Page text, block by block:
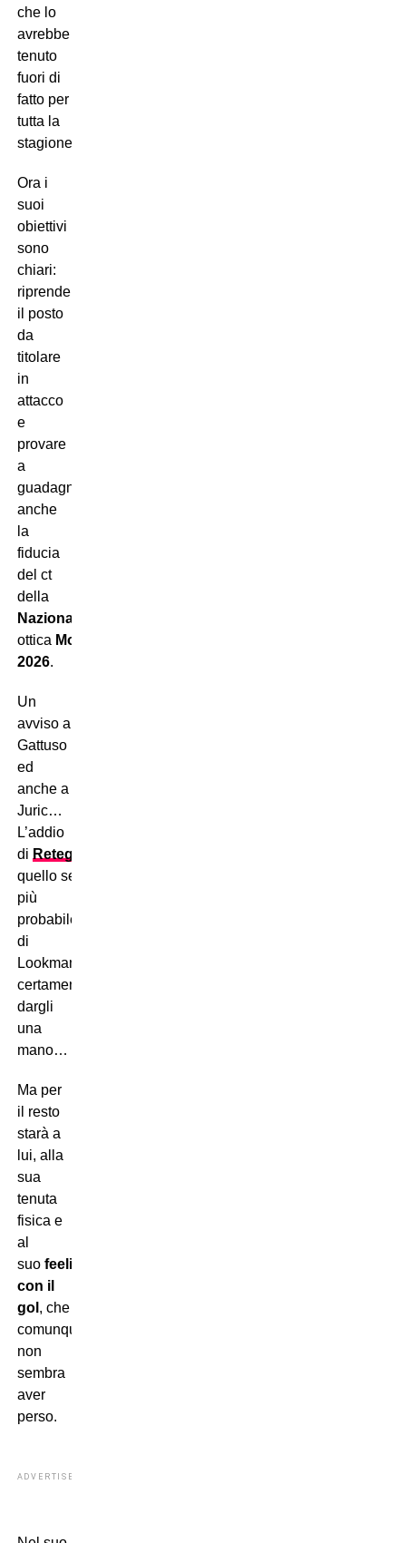
che lo
avrebbe
tenuto
fuori di
fatto per
tutta la
stagione.
Ora i
suoi
obiettivi
sono
chiari:
riprendersi
il posto
da
titolare
in
attacco
e
provare
a
guadagnarsi
anche
la
fiducia
del ct
della
Nazionale
ottica Mondiali
2026.
Un
avviso a
Gattuso
ed
anche a
Juric…
L’addio
di Retegui
quello sempre
più
probabile
di
Lookman potrebbero
certamente
dargli
una
mano…
Ma per
il resto
starà a
lui, alla
sua
tenuta
fisica e
al
suo feeling
con il
gol , che
comunque
non
sembra
aver
perso.
ADVERTISEMENT